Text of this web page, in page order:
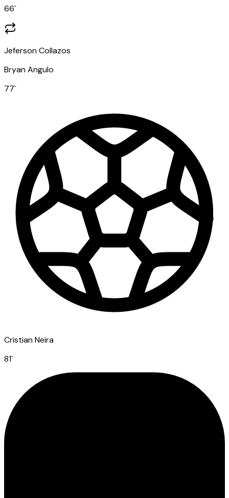
66`
Jeferson Collazos
Bryan Angulo
77`
Cristian Neira
81`